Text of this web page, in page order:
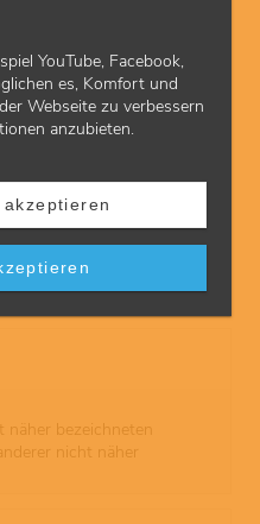
YouTube, Facebook,
es, Komfort und
Webseite zu verbessern
anzubieten.
akzeptieren
und andere
näher bezeichnet
und andere
überlappend
bezeichneten
nicht näher